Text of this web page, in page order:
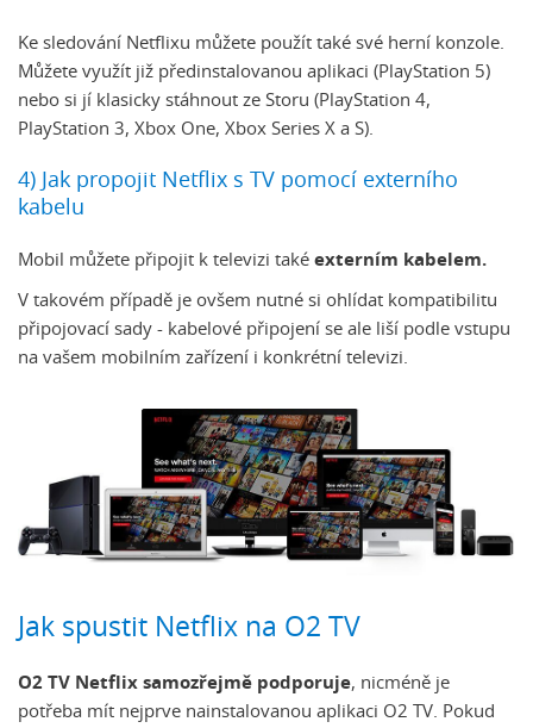
Ke sledování Netflixu můžete použít také své herní konzole.
Můžete využít již předinstalovanou aplikaci (PlayStation 5)
nebo si jí klasicky stáhnout ze Storu (PlayStation 4,
PlayStation 3, Xbox One, Xbox Series X a S).
4) Jak propojit Netflix s TV pomocí externího
kabelu
Mobil můžete připojit k televizi také externím kabelem.
V takovém případě je ovšem nutné si ohlídat kompatibilitu
připojovací sady - kabelové připojení se ale liší podle vstupu
na vašem mobilním zařízení i konkrétní televizi.
Jak spustit Netflix na O2 TV
O2 TV Netflix samozřejmě podporuje, nicméně je
potřeba mít nejprve nainstalovanou aplikaci O2 TV. Pokud